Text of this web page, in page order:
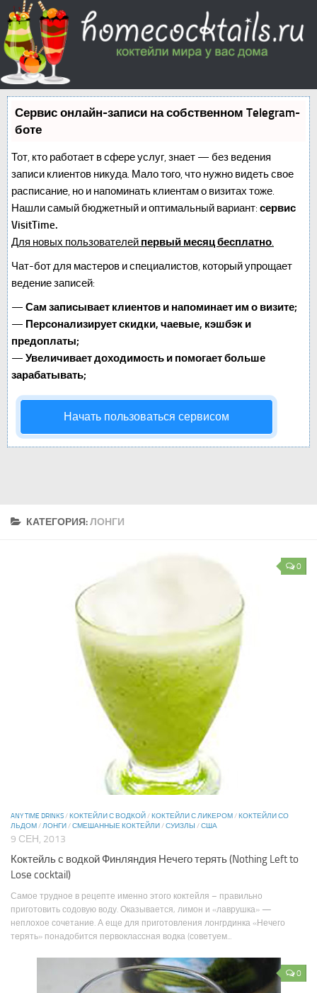
Сервис онлайн-записи на собственном Telegram-
боте
Тот, кто работает в сфере услуг, знает — без ведения
записи клиентов никуда. Мало того, что нужно видеть свое
расписание, но и напоминать клиентам о визитах тоже.
Нашли самый бюджетный и оптимальный вариант: сервис
VisitTime.
Для новых пользователей первый месяц бесплатно.
Чат-бот для мастеров и специалистов, который упрощает
ведение записей:
— Сам записывает клиентов и напоминает им о визите;
— Персонализирует скидки, чаевые, кэшбэк и
предоплаты;
— Увеличивает доходимость и помогает больше
зарабатывать;
Начать пользоваться сервисом
КАТЕГОРИЯ:ЛОНГИ
0
ANY TIME DRINKS/ КОКТЕЙЛИ С ВОДКОЙ / КОКТЕЙЛИ С ЛИКЕРОМ / КОКТЕЙЛИ СО
ЛЬДОМ /ЛОНГИ /СМЕШАННЫЕ КОКТЕЙЛИ /СУИЗЛЫ /США
9 СЕН, 2013
Коктейль с водкой Финляндия Нечего терять (Nothing Left to
Lose cocktail)
Самое трудное в рецепте именно этого коктейля – правильно
приготовить содовую воду. Оказывается, лимон и «лаврушка» —
неплохое сочетание. А еще для приготовления лонгрдинка «Нечего
терять» понадобится первоклассная водка (советуем...
0